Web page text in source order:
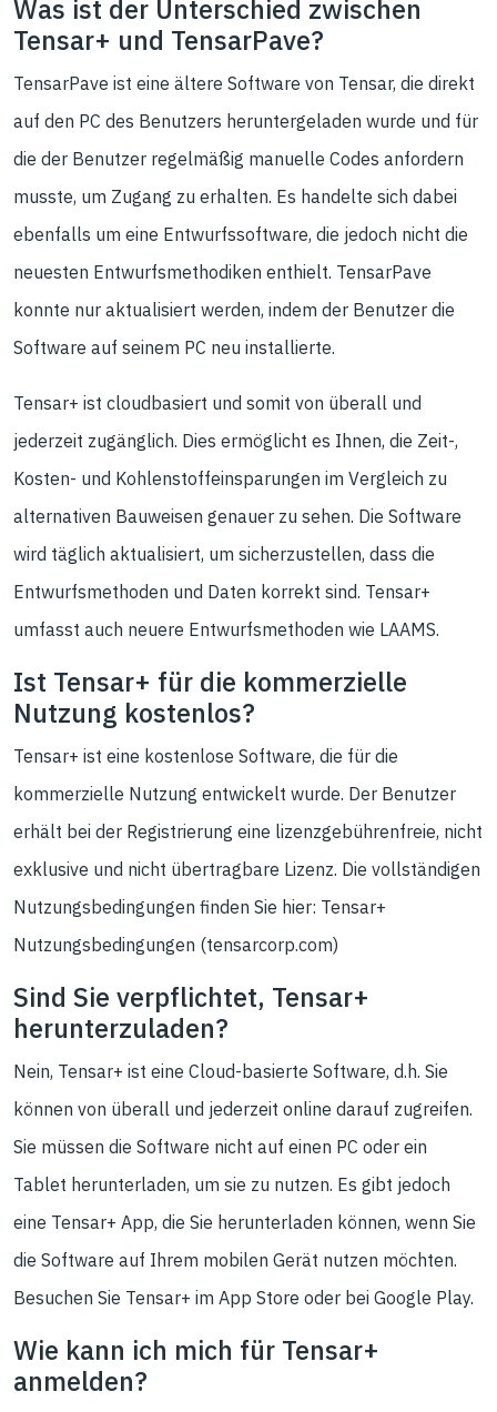
Was ist der Unterschied zwischen
Tensar+ und TensarPave?
TensarPave ist eine ältere Software von Tensar, die direkt
auf den PC des Benutzers heruntergeladen wurde und für
die der Benutzer regelmäßig manuelle Codes anfordern
musste, um Zugang zu erhalten. Es handelte sich dabei
ebenfalls um eine Entwurfssoftware, die jedoch nicht die
neuesten Entwurfsmethodiken enthielt. TensarPave
konnte nur aktualisiert werden, indem der Benutzer die
Software auf seinem PC neu installierte.
Tensar+ ist cloudbasiert und somit von überall und
jederzeit zugänglich. Dies ermöglicht es Ihnen, die Zeit-,
Kosten- und Kohlenstoffeinsparungen im Vergleich zu
alternativen Bauweisen genauer zu sehen. Die Software
wird täglich aktualisiert, um sicherzustellen, dass die
Entwurfsmethoden und Daten korrekt sind. Tensar+
umfasst auch neuere Entwurfsmethoden wie LAAMS.
Ist Tensar+ für die kommerzielle
Nutzung kostenlos?
Tensar+ ist eine kostenlose Software, die für die
kommerzielle Nutzung entwickelt wurde. Der Benutzer
erhält bei der Registrierung eine lizenzgebührenfreie, nicht
exklusive und nicht übertragbare Lizenz. Die vollständigen
Nutzungsbedingungen finden Sie hier: Tensar+
Nutzungsbedingungen (tensarcorp.com)
Sind Sie verpflichtet, Tensar+
herunterzuladen?
Nein, Tensar+ ist eine Cloud-basierte Software, d.h. Sie
können von überall und jederzeit online darauf zugreifen.
Sie müssen die Software nicht auf einen PC oder ein
Tablet herunterladen, um sie zu nutzen. Es gibt jedoch
eine Tensar+ App, die Sie herunterladen können, wenn Sie
die Software auf Ihrem mobilen Gerät nutzen möchten.
Besuchen Sie Tensar+ im App Store oder bei Google Play.
Wie kann ich mich für Tensar+
anmelden?